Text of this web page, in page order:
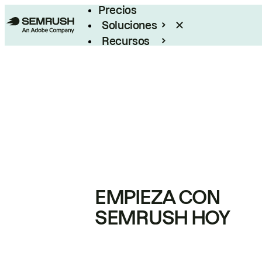
Precios
Soluciones
Recursos
EMPIEZA CON
SEMRUSH HOY